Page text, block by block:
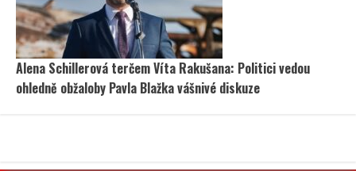
Alena Schillerová terčem Víta Rakušana: Politici vedou
ohledně obžaloby Pavla Blažka vášnivé diskuze